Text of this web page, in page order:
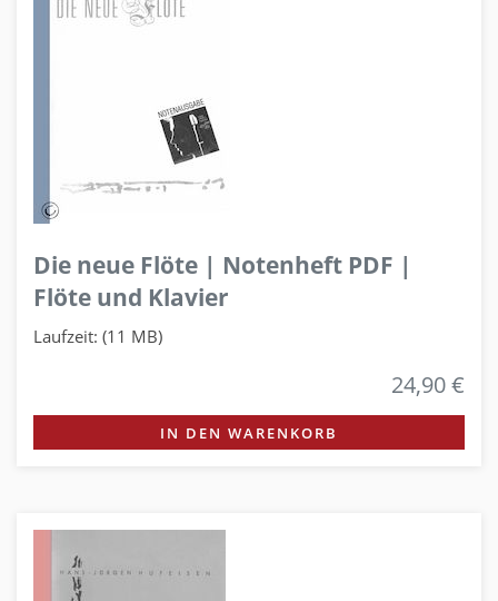
Die neue Flöte | Notenheft PDF |
Flöte und Klavier
Laufzeit: (11 MB)
24,90 €
IN DEN WARENKORB